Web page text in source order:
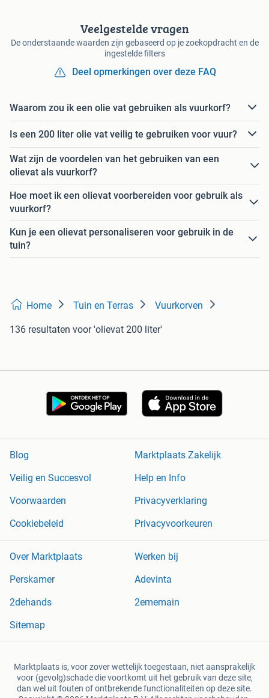
Veelgestelde vragen
De onderstaande waarden zijn gebaseerd op je zoekopdracht en de
ingestelde filters
Deel opmerkingen over deze FAQ
Waarom zou ik een olie vat gebruiken als vuurkorf?
Is een 200 liter olie vat veilig te gebruiken voor vuur?
Wat zijn de voordelen van het gebruiken van een
olievat als vuurkorf?
Hoe moet ik een olievat voorbereiden voor gebruik als
vuurkorf?
Kun je een olievat personaliseren voor gebruik in de
tuin?
Home Tuin en Terras Vuurkorven
136 resultaten voor 'olievat 200 liter'
Blog
Marktplaats Zakelijk
Veilig en Succesvol
Help en Info
Voorwaarden
Privacyverklaring
Cookiebeleid
Privacyvoorkeuren
Over Marktplaats
Werken bij
Perskamer
Adevinta
2dehands
2ememain
Sitemap
Marktplaats is, voor zover wettelijk toegestaan, niet aansprakelijk
voor (gevolg)schade die voortkomt uit het gebruik van deze site,
dan wel uit fouten of ontbrekende functionaliteiten op deze site.